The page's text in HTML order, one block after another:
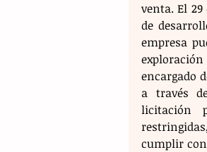
venta. El
de
empresa
exploración
encargado
a través
licitación
cumplir